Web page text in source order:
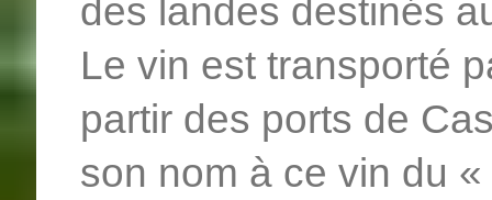
des landes destinés
Le vin est transporté
partir des ports de
son nom à ce vin du